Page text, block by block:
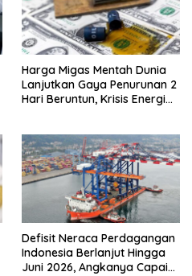
Harga Migas Mentah Dunia
Lanjutkan Gaya Penurunan 2
Hari Beruntun, Krisis Energi
Defisit Neraca Perdagangan
Indonesia Berlanjut Hingga
Juni 2026, Angkanya Capai